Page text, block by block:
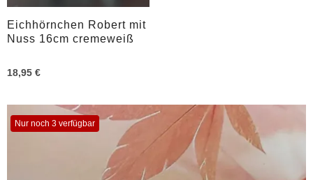
Eichhörnchen Robert mit
Nuss 16cm cremeweiß
18,95 €
Nur noch 3 verfügbar